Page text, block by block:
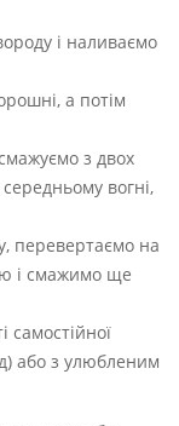
і наливаємо
а потім
з двох
вогні,
перевертаємо на
і смажимо ще
самостійної
або з улюбленим